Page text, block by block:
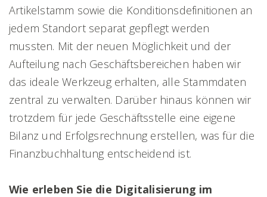
Artikelstamm sowie die Konditionsdefinitionen an
jedem Standort separat gepflegt werden
mussten. Mit der neuen Möglichkeit und der
Aufteilung nach Geschäftsbereichen haben wir
das ideale Werkzeug erhalten, alle Stammdaten
zentral zu verwalten. Darüber hinaus können wir
trotzdem für jede Geschäftsstelle eine eigene
Bilanz und Erfolgsrechnung erstellen, was für die
Finanzbuchhaltung entscheidend ist.
Wie erleben Sie die Digitalisierung im